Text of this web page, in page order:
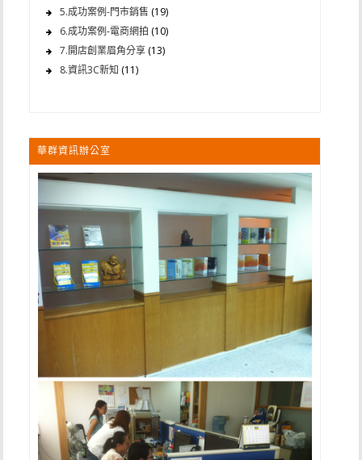
5.成功案例-門市銷售 (19)
6.成功案例-電商網拍 (10)
7.開店創業眉角分享(13)
8.資訊3C新知 (11)
華群資訊辦公室